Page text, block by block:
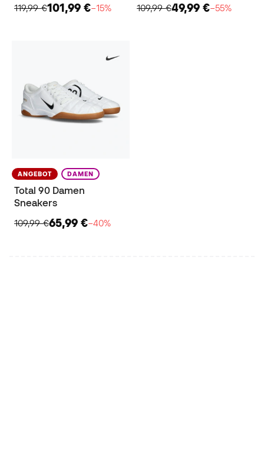
119,99 €101,99 €−15%
109,99 €49,99 €−55%
ANGEBOT DAMEN
Total 90 Damen
Sneakers
109,99 €65,99 €−40%